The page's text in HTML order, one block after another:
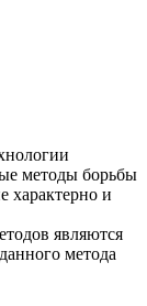
методы борьбы
характерно и
являются
метода